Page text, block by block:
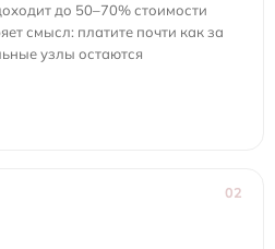
до 50–70% стоимости
смысл: платите почти как за
узлы остаются
02